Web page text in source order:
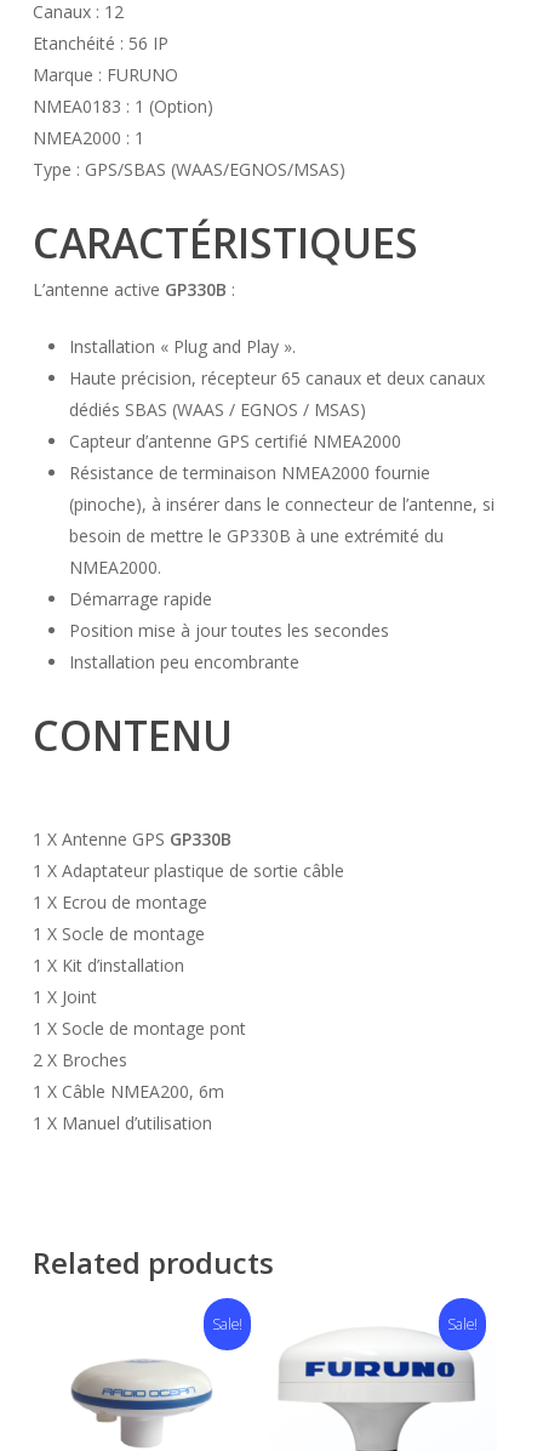
Canaux : 12
Etanchéité : 56 IP
Marque : FURUNO
NMEA0183 : 1 (Option)
NMEA2000 : 1
Type : GPS/SBAS (WAAS/EGNOS/MSAS)
CARACTÉRISTIQUES
L’antenne active GP330B :
Installation « Plug and Play ».
Haute précision, récepteur 65 canaux et deux canaux
dédiés SBAS (WAAS / EGNOS / MSAS)
Capteur d’antenne GPS certifié NMEA2000
Résistance de terminaison NMEA2000 fournie
(pinoche), à insérer dans le connecteur de l’antenne, si
besoin de mettre le GP330B à une extrémité du
NMEA2000.
Démarrage rapide
Position mise à jour toutes les secondes
Installation peu encombrante
CONTENU
1 X Antenne GPS GP330B
1 X Adaptateur plastique de sortie câble
1 X Ecrou de montage
1 X Socle de montage
1 X Kit d’installation
1 X Joint
1 X Socle de montage pont
2 X Broches
1 X Câble NMEA200, 6m
1 X Manuel d’utilisation
Related products
Sale! Sale!